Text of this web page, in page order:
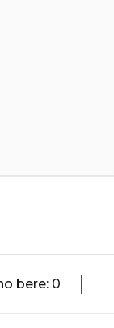
bere: 0